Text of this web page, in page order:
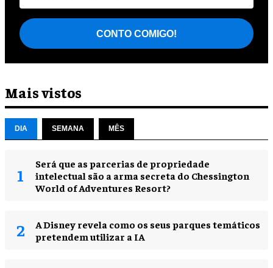
CONTO COMIGO!
Mais vistos
DIA SEMANA MÊS
Será que as parcerias de propriedade
intelectual são a arma secreta do Chessington
World of Adventures Resort?
A Disney revela como os seus parques temáticos
pretendem utilizar a IA